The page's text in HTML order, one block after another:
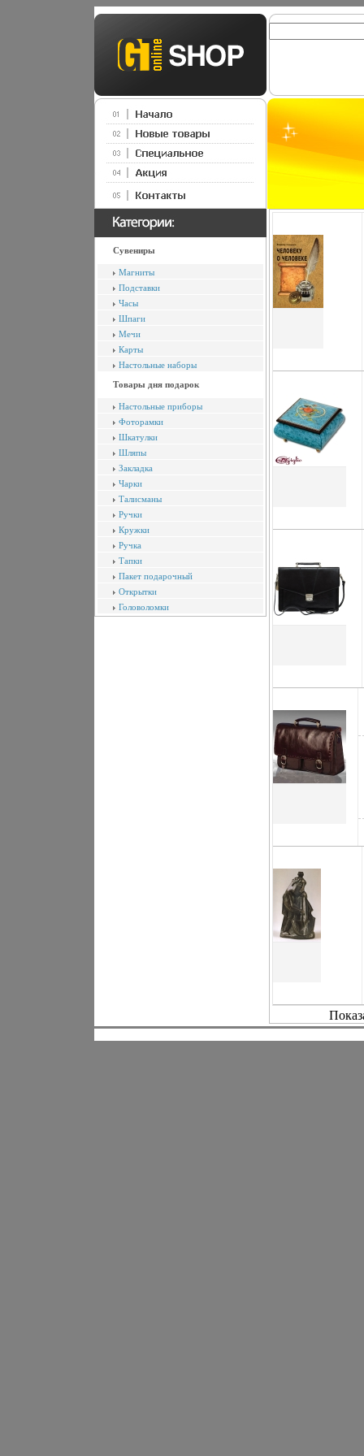
Сувениры
Магниты
Подставки
Часы
Шпаги
Мечи
Карты
Настольные наборы
Товары дня подарок
Настольные приборы
Фоторамки
Шкатулки
Шляпы
Закладка
Чарки
Талисманы
Ручки
Кружки
Ручка
Тапки
Пакет подарочный
Открытки
Головоломки